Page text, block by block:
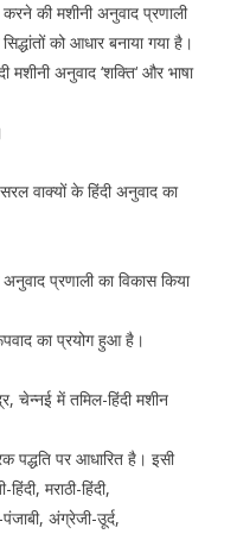
की मशीनी अनुवाद प्रणाली
को आधार बनाया गया है।
अनुवाद ‘शक्ति‘ और भाषा
वाक्यों के हिंदी अनुवाद का
प्रणाली का विकास किया
का प्रयोग हुआ है।
चेन्नई में तमिल-हिंदी मशीन
पद्धति पर आधारित है। इसी
मराठी-हिंदी,
अंग्रेजी-उूर्द,